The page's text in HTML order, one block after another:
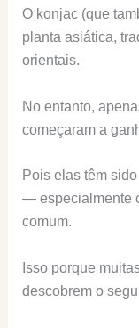
O konjac (que
planta asiática,
orientais.
No entanto,
começaram a
Pois elas têm
— especialmente
comum.
Isso porque
descobrem o